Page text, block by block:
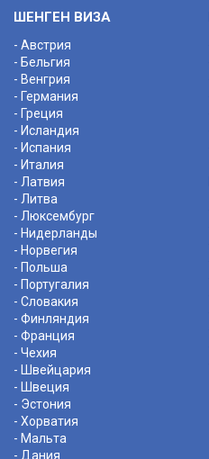
ШЕНГЕН ВИЗА
- Австрия
- Бельгия
- Венгрия
- Германия
- Греция
- Исландия
- Испания
- Италия
- Латвия
- Литва
- Люксембург
- Нидерланды
- Норвегия
- Польша
- Португалия
- Словакия
- Финляндия
- Франция
- Чехия
- Швейцария
- Швеция
- Эстония
- Хорватия
- Мальта
- Дания